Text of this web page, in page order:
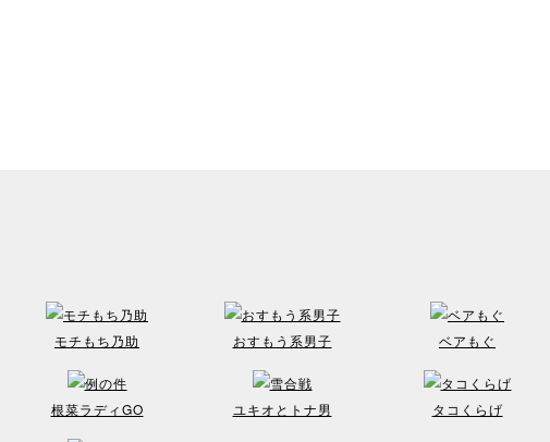
モチもち乃助 おすもう系男子 ベアもぐ
根菜ラディGO ユキオとトナ男 タコくらげ